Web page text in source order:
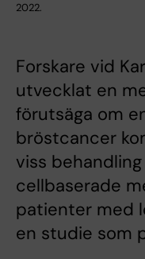
2022.
Forskare vid
utvecklat en
förutsäga om
bröstcancer
viss
cellbaserade
patienter med
en studie som